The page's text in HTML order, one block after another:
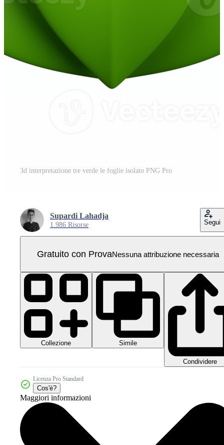
3d interpretazione tre verde le foglie isolato PNG Pro
Supardi Lahadja
1.986 Risorse Segui
Gratuito con ProvaNessuna attribuzione necessaria
Collezione Simile
Condividere
Licenza Pro Standard
Cos'è?
Maggiori informazioni